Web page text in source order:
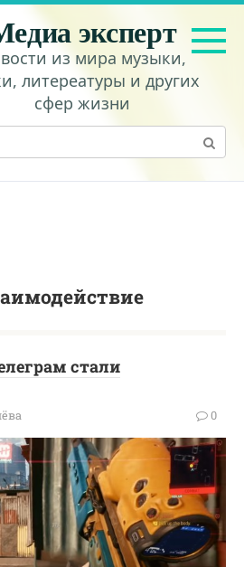
эксперт
из мира музыки,
литереатуры и других
сфер жизни
стали
0